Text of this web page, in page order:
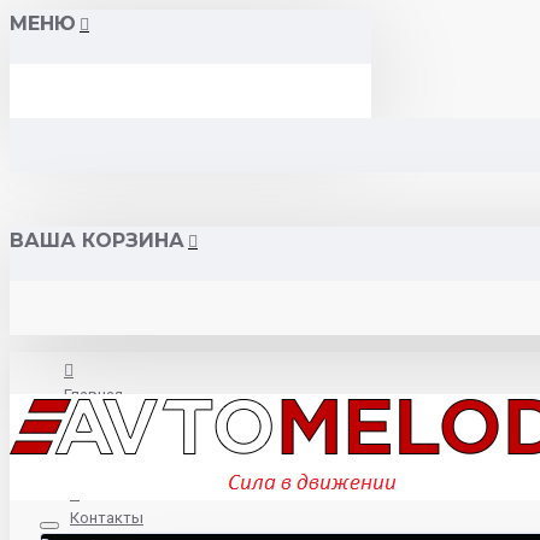
МЕНЮ
ВАША КОРЗИНА
Главная
О нас
Контакты